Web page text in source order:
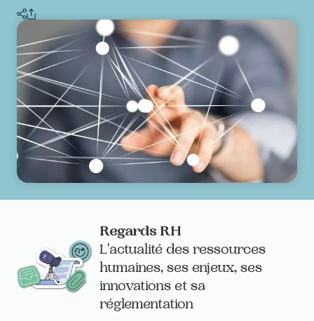
Regards RH
L'actualité des ressources
humaines, ses enjeux, ses
innovations et sa
réglementation